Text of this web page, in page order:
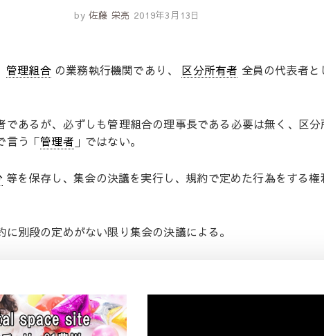
by 佐藤 栄亮 2019年3月13日
管理組合の業務執行機関であり、 区分所有者 全員の代表者と
あるが、必ずしも管理組合の理事長である必要は無く、区
言う「管理者 」ではない。
等を保存し、集会の決議を実行し、規約で定めた行為をする
別段の定めがない限り集会の決議による。